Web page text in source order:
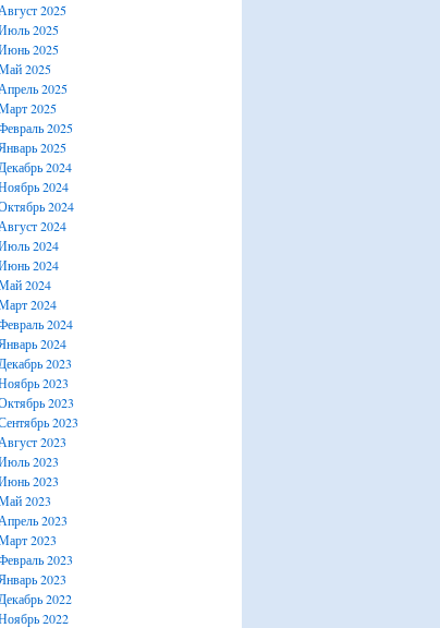
Август 2025
2025
2025
2025
Апрель 2025
2025
2025
Январь 2025
Декабрь 2024
2024
2024
Август 2024
2024
2024
2024
2024
2024
Январь 2024
Декабрь 2023
2023
2023
2023
Август 2023
2023
2023
2023
Апрель 2023
2023
2023
Январь 2023
Декабрь 2022
2022